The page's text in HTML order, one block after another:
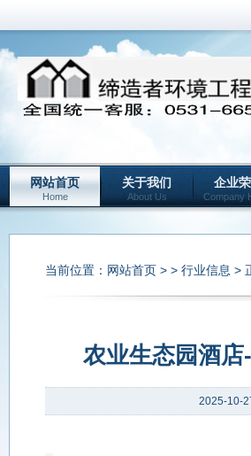
网站首页
Home
关于我们
About Us
企业
Company
当前位置： 网站首页 > > 行业信息 >
农业生态园酒
2025-10-